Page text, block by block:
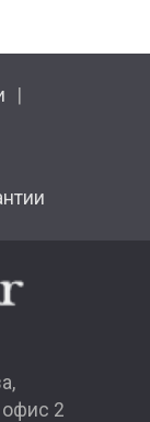
,
офис 2